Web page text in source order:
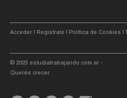
Acceder Registrate Política de Cookies
© 2023 estudiatrabajando.com.ar -
Querés crecer.